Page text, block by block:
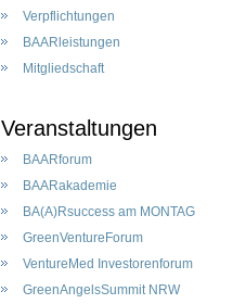
Verpflichtungen
BAARleistungen
Mitgliedschaft
Veranstaltungen
BAARforum
BAARakademie
BA(A)Rsuccess am MONTAG
GreenVentureForum
VentureMed Investorenforum
GreenAngelsSummit NRW